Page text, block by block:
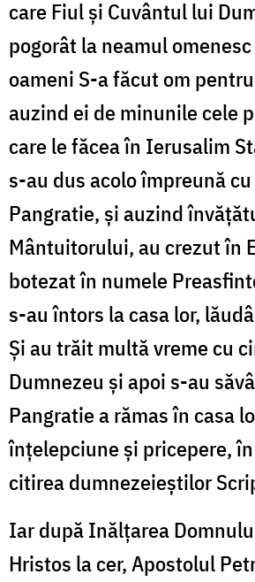
care Fiul și Cuvântul lui
pogorât la neamul
oameni S-a făcut om
auzind ei de minunile cele
care le făcea în Ierusalim
s-au dus acolo împreună
Pangratie, și auzind
Mântuitorului, au crezut în
botezat în numele
s-au întors la casa lor,
Și au trăit multă vreme cu
Dumnezeu și apoi s-au
Pangratie a rămas în casa
înțelepciune și pricepere,
citirea dumnezeieștilor
Iar după Inălțarea
Hristos la cer, Apostolul